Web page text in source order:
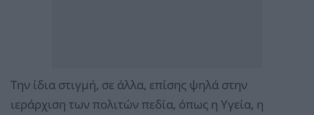
Την ίδια στιγμή, σε άλλα, επίσης ψηλά στην
ιεράρχιση των πολιτών πεδία, όπως η Υγεία, η